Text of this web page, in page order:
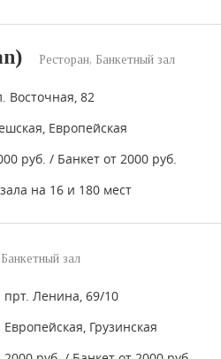
Ресторан, Банкетный зал
Восточная, 82
Европейская
руб. / Банкет от 2000 руб.
на 16 и 180 мест
зал
прт. Ленина, 69/10
Европейская, Грузинская